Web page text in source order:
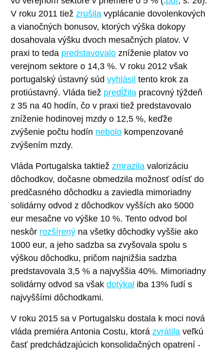
V roku 2011 tiež zrušila vyplácanie dovolenkových
a vianočných bonusov, ktorých výška dokopy
dosahovala výšku dvoch mesačných platov. V
praxi to teda predstavovalo zníženie platov vo
verejnom sektore o 14,3 %. V roku 2012 však
portugalský ústavný súd vyhlásil tento krok za
protiústavný. Vláda tiež predĺžila pracovný týždeň
z 35 na 40 hodín, čo v praxi tiež predstavovalo
zníženie hodinovej mzdy o 12,5 %, keďže
zvýšenie počtu hodín nebolo kompenzované
zvýšením mzdy.
Vláda Portugalska taktiež zmrazila valorizáciu
dôchodkov, dočasne obmedzila možnosť odísť do
predčasného dôchodku a zaviedla mimoriadny
solidárny odvod z dôchodkov vyšších ako 5000
eur mesačne vo výške 10 %. Tento odvod bol
neskôr rozšírený na všetky dôchodky vyššie ako
1000 eur, a jeho sadzba sa zvyšovala spolu s
výškou dôchodku, pričom najnižšia sadzba
predstavovala 3,5 % a najvyššia 40%. Mimoriadny
solidárny odvod sa však dotýkal iba 13% ľudí s
najvyššími dôchodkami.
V roku 2015 sa v Portugalsku dostala k moci nová
vláda premiéra Antonia Costu, ktorá zvrátila veľkú
časť predchádzajúcich konsolidačných opatrení -